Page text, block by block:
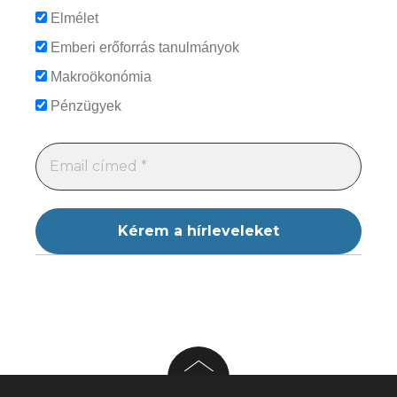
Elmélet
Emberi erőforrás tanulmányok
Makroökonómia
Pénzügyek